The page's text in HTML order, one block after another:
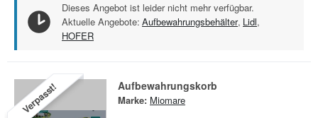
Dieses Angebot ist leider nicht mehr verfügbar.
Aktuelle Angebote: Aufbewahrungsbehälter, Lidl,
HOFER
Verpasst! Aufbewahrungskorb
Marke: Miomare